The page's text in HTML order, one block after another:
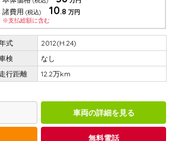
諸費用 (税込) 10.8 万円
※支払総額に含む
2012(H.24)
なし
12.2万km
車両の詳細を見る
無料電話